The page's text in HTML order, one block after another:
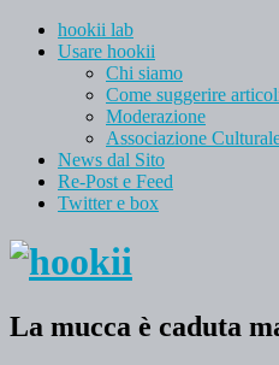
hookii lab
Usare hookii
Chi siamo
Come suggerire
Moderazione
Associazione
News dal Sito
Re-Post e Feed
Twitter e box
La mucca è caduta